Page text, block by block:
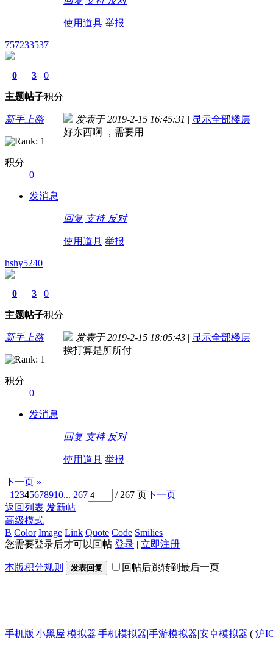
使用道具 举报
757233537
0
主题
3
帖子
0
积分
新手上路
积分
0
发消息
发表于 2019-2-15 16:45:31 | 显示全部楼层
好东西啊 ，需要用
回复 支持 反对
使用道具 举报
hshy5240
0
主题
3
帖子
0
积分
新手上路
积分
0
发消息
发表于 2019-2-15 18:05:43 | 显示全部楼层
挨打算是所所付
回复 支持 反对
使用道具 举报
下一页 »
1 2345678910... 267 / 267 页下一页
返回列表 发新帖
高级模式
B Color Image Link Quote Code Smilies
您需要登录后才可以回帖 登录 | 立即注册
本版积分规则 发表回复 回帖后跳转到最后一页
手机版|小黑屋|模拟器|手机模拟器|手游模拟器|安卓模拟器|( 沪